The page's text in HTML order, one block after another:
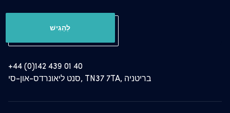
לְהַגִישׁ
+44 (0)142 439 01 40
סנט ליאונרדס-און-סי, TN37 7TA, בריטניה